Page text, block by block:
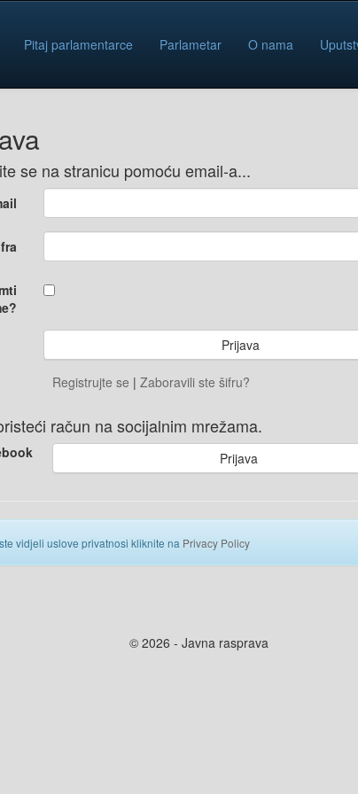
Pitaj parlamentarce Parlametar O nama
se na stranicu pomoću email-a...
Registrujte se | Zaboravili ste šifru?
račun na socijalnim mrežama.
Prijava
vidjeli uslove privatnosi kliknite na Privacy Policy
© 2026 - Javna rasprava